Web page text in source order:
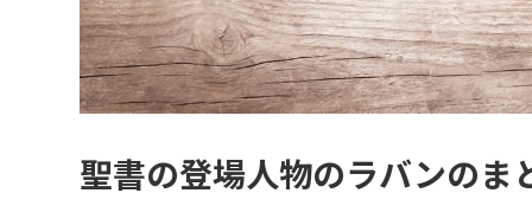
聖書の登場人物のラバンのま